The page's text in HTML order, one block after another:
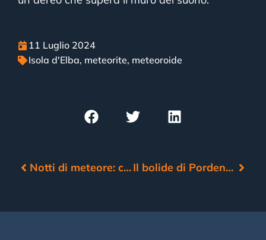
11 Luglio 2024
Isola d'Elba, meteorite, meteoroide
Notti di meteore: cosa aspettarsi dal cielo di luglio Il bolide di Pordenone